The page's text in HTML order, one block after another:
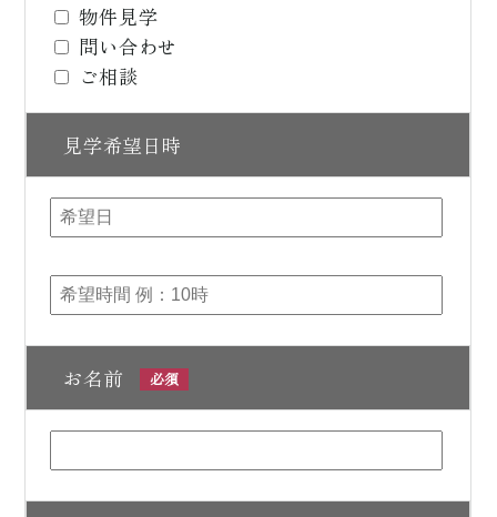
物件見学
問い合わせ
ご相談
見学希望日時
お名前 必須